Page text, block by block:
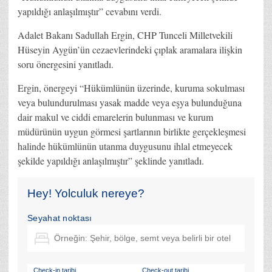
yapıldığı anlaşılmıştır” cevabını verdi.
Adalet Bakanı Sadullah Ergin, CHP Tunceli Milletvekili
Hüseyin Aygün’ün cezaevlerindeki çıplak aramalara ilişkin
soru önergesini yanıtladı.
Ergin, önergeyi “Hükümlünün üzerinde, kuruma sokulması
veya bulundurulması yasak madde veya eşya bulunduğuna
dair makul ve ciddi emarelerin bulunması ve kurum
müdürünün uygun görmesi şartlarının birlikte gerçekleşmesi
halinde hükümlünün utanma duygusunu ihlal etmeyecek
şekilde yapıldığı anlaşılmıştır” şeklinde yanıtladı.
Hey! Yolculuk nereye?
Seyahat noktası
Check-in tarihi Check-out tarihi